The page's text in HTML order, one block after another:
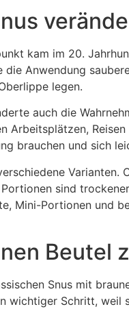
kam im 20.
Anwendung
legen.
auch die
Arbeitsplätzen,
brauchen und sich
sind
Mini-Portionen und
Beutel
Snus mit
wichtiger Schritt, weil